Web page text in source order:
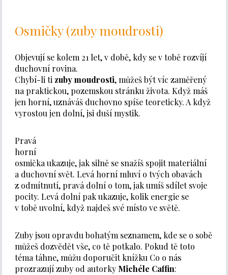
Osmičky (zuby moudrosti)
Objevují se kolem 21 let, v době, kdy se v tobě rozvíjí
duchovní rovina.
Chybí-li ti zuby moudrosti, můžeš být víc zaměřený
na praktickou, pozemskou stránku života. Když máš
jen horní, uznáváš duchovno spíše teoreticky. A když
vyrostou jen dolní, jsi duší mystik.
Pravá
horní
osmička ukazuje, jak silně se snažíš spojit materiální
a duchovní svět. Levá horní mluví o tvých obavách
z odmítnutí, pravá dolní o tom, jak umíš sdílet svoje
pocity. Levá dolní pak ukazuje, kolik energie se
v tobě uvolní, když najdeš své místo ve světě.
Zuby jsou opravdu bohatým seznamem, kde se o sobě
můžeš dozvědět vše, co tě potkalo. Pokud tě toto
téma táhne, můžu doporučit knížku Co o nás
prozrazují zuby od autorky Michéle Caffin: